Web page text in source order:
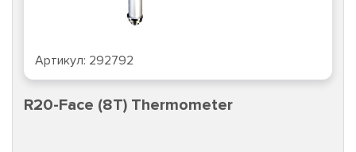
Артикул: 292792
R20-Face (8T) Thermometer